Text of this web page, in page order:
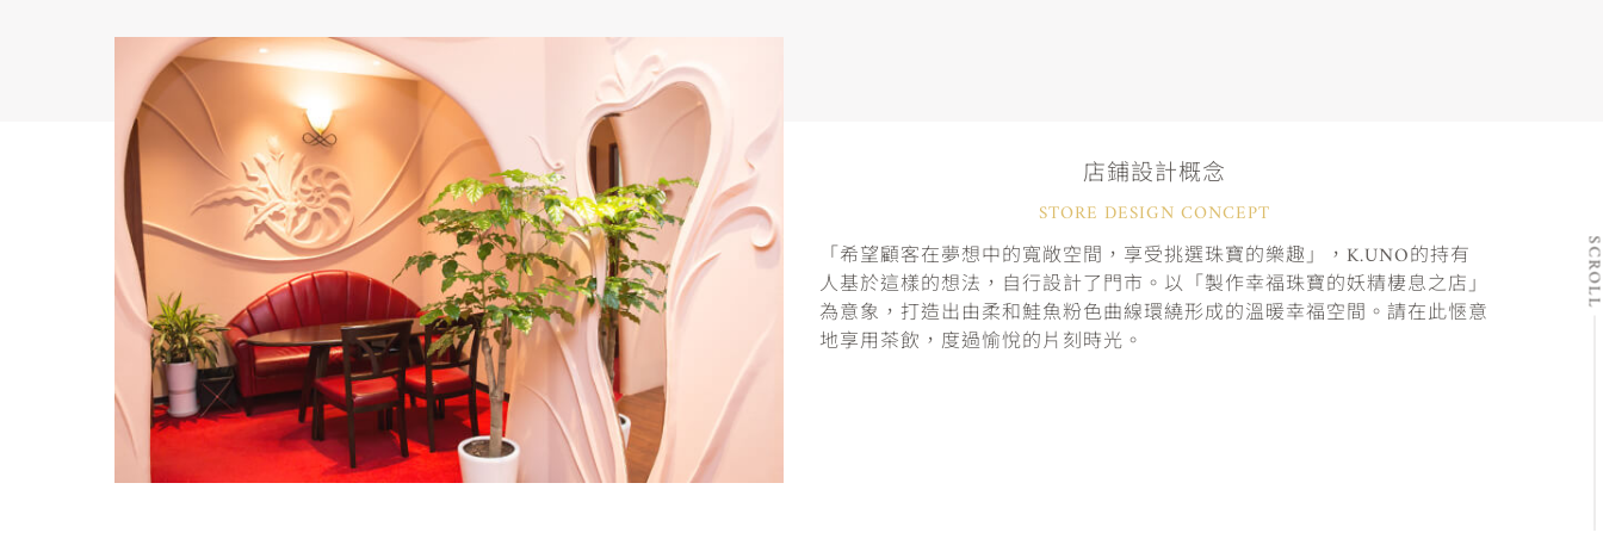
店鋪設計概念
STORE DESIGN CONCEPT
「希望顧客在夢想中的寬敞空間，享受挑選珠寶的樂趣」，K.UNO的持有
人基於這樣的想法，自行設計了門市。以「製作幸福珠寶的妖精棲息之店」
為意象，打造出由柔和鮭魚粉色曲線環繞形成的溫暖幸福空間。請在此愜意
地享用茶飲，度過愉悅的片刻時光。